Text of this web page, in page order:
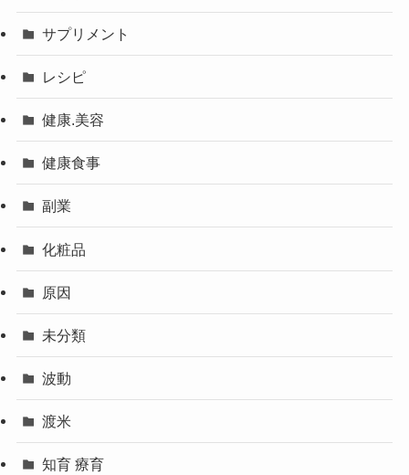
サプリメント
レシピ
健康.美容
健康食事
副業
化粧品
原因
未分類
波動
渡米
知育 療育